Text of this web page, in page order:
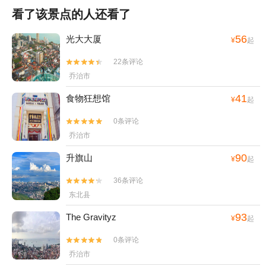
看了该景点的人还看了
光大大厦 ¥56起


22条评论
乔治市
食物狂想馆 ¥41起


0条评论
乔治市
升旗山 ¥90起


36条评论
东北县
The Gravityz ¥93起


0条评论
乔治市